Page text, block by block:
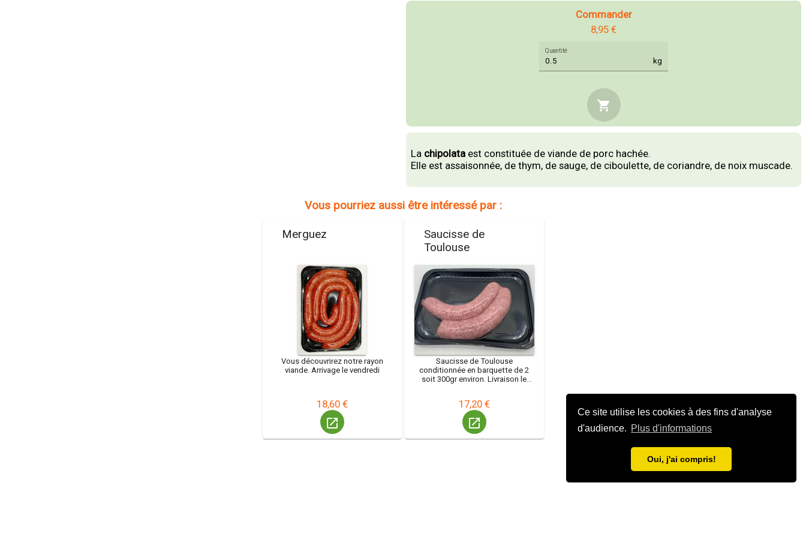
Ce site utilise les cookies à des fins d'analyse
d'audience. Plus d'informations
Oui, j'ai compris!
Commander
8,95 €
Quantité
kg
shopping_cart
La chipolata est constituée de viande de porc hachée.
Elle est assaisonnée, de thym, de sauge, de ciboulette, de coriandre, de noix muscade.
Vous pourriez aussi être intéressé par :
Merguez
Vous découvrirez notre rayon
viande. Arrivage le vendredi
18,60 €
launch
Saucisse de
Toulouse
Saucisse de Toulouse
conditionnée en barquette de 2
soit 300gr environ. Livraison le
17,20 €
launch